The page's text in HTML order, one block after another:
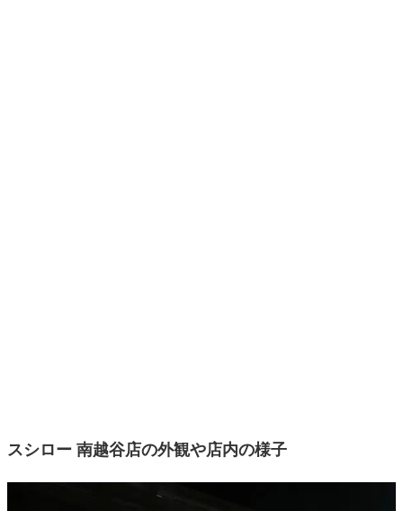
スシロー 南越谷店の外観や店内の様子